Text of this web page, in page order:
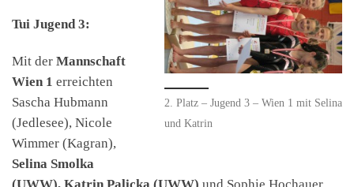
2. Platz – Jugend 3 – Wien 1 mit Selina
und Katrin
Tui Jugend 3:
Mit der Mannschaft
Wien 1 erreichten
Sascha Hubmann
(Jedlesee), Nicole
Wimmer (Kagran),
Selina Smolka
(UWW), Katrin Palicka (UWW) und Sophie Hochauer